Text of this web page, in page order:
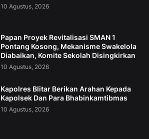
10 Agustus, 2026
Papan Proyek Revitalisasi SMAN 1
Pontang Kosong, Mekanisme Swakelola
Diabaikan, Komite Sekolah Disingkirkan
10 Agustus, 2026
Kapolres Blitar Berikan Arahan Kepada
Kapolsek Dan Para Bhabinkamtibmas
10 Agustus, 2026